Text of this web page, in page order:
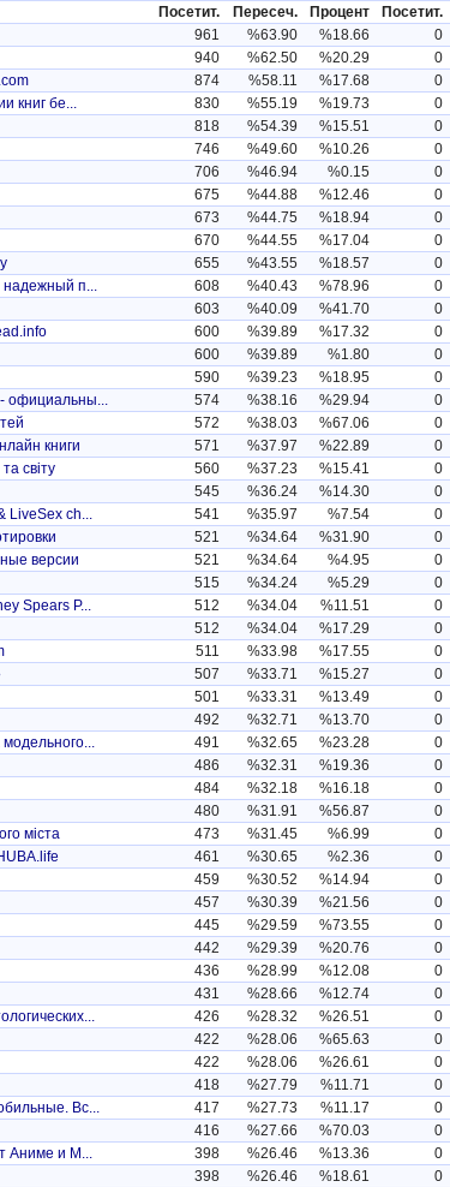
Посетит. Пересеч. Процент Посетит.
961 %63.90 %18.66 0
940 %62.50 %20.29 0
874 %58.11 %17.68 0
книг бе...
830 %55.19 %19.73 0
818 %54.39 %15.51 0
746 %49.60 %10.26 0
706 %46.94 %0.15 0
675 %44.88 %12.46 0
673 %44.75 %18.94 0
670 %44.55 %17.04 0
655 %43.55 %18.57 0
надежный п...
608 %40.43 %78.96 0
603 %40.09 %41.70 0
600 %39.89 %17.32 0
600 %39.89 %1.80 0
590 %39.23 %18.95 0
официальны...
574 %38.16 %29.94 0
572 %38.03 %67.06 0
книги
571 %37.97 %22.89 0
світу
560 %37.23 %15.41 0
545 %36.24 %14.30 0
LiveSex ch...
541 %35.97 %7.54 0
521 %34.64 %31.90 0
версии
521 %34.64 %4.95 0
515 %34.24 %5.29 0
Spears P...
512 %34.04 %11.51 0
512 %34.04 %17.29 0
511 %33.98 %17.55 0
507 %33.71 %15.27 0
501 %33.31 %13.49 0
492 %32.71 %13.70 0
491 %32.65 %23.28 0
486 %32.31 %19.36 0
484 %32.18 %16.18 0
480 %31.91 %56.87 0
міста
473 %31.45 %6.99 0
461 %30.65 %2.36 0
459 %30.52 %14.94 0
457 %30.39 %21.56 0
445 %29.59 %73.55 0
442 %29.39 %20.76 0
436 %28.99 %12.08 0
431 %28.66 %12.74 0
426 %28.32 %26.51 0
422 %28.06 %65.63 0
422 %28.06 %26.61 0
418 %27.79 %11.71 0
Вс...
417 %27.73 %11.17 0
416 %27.66 %70.03 0
Аниме и М...
398 %26.46 %13.36 0
398 %26.46 %18.61 0